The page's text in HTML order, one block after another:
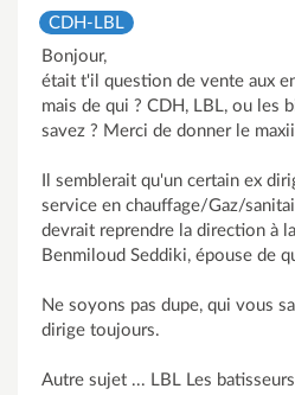
CDH-LBL
Bonjour,
était t'il question de vente aux
mais de qui ? CDH, LBL, ou les
savez ? Merci de donner le
Il semblerait qu'un certain ex
service en chauffage/Gaz/
devrait reprendre la direction à
Benmiloud Seddiki, épouse de
Ne soyons pas dupe, qui vous
dirige toujours.
Autre sujet ... LBL Les